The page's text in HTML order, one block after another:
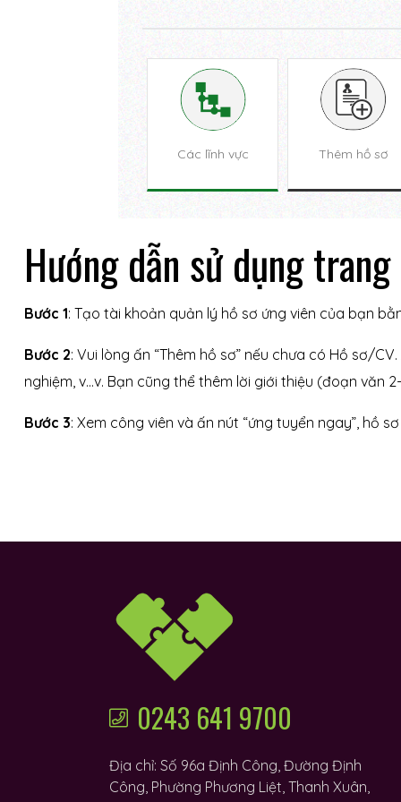
Các lĩnh vực Thêm hồ sơ
Hướng dẫn sử dụng
Bước 1: Tạo tài khoản quản lý hồ sơ ứng viên của bạn
Bước 2: Vui lòng ấn “Thêm hồ sơ” nếu chưa có Hồ sơ/
nghiệm, v…v. Bạn cũng thể thêm lời giới thiệu (đoạn văn
Bước 3: Xem công viên và ấn nút “ứng tuyển ngay”, hồ
0243 641 9700
Địa chỉ: Số 96a Định Công, Đường Định
Công, Phường Phương Liệt, Thanh Xuân,